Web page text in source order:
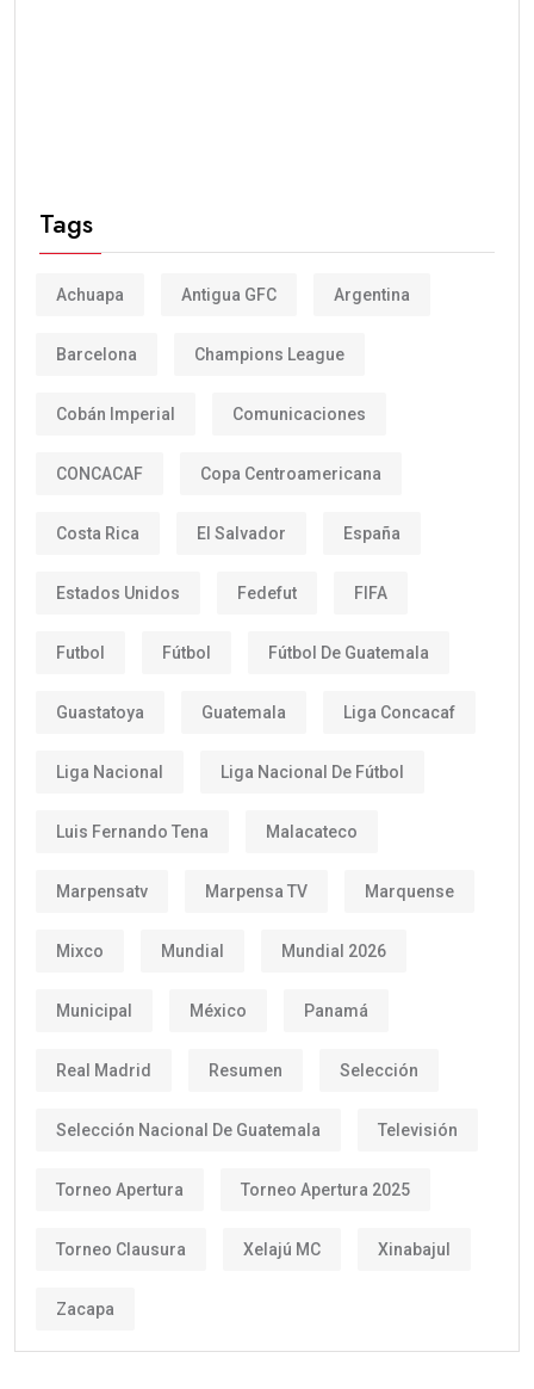
Tags
Achuapa Antigua GFC Argentina
Barcelona Champions League
Cobán Imperial Comunicaciones
CONCACAF Copa Centroamericana
Costa Rica El Salvador España
Estados Unidos Fedefut FIFA
Futbol Fútbol Fútbol De Guatemala
Guastatoya Guatemala Liga Concacaf
Liga Nacional Liga Nacional De Fútbol
Luis Fernando Tena Malacateco
Marpensatv Marpensa TV Marquense
Mixco Mundial Mundial 2026
Municipal México Panamá
Real Madrid Resumen Selección
Selección Nacional De Guatemala Televisión
Torneo Apertura Torneo Apertura 2025
Torneo Clausura Xelajú MC Xinabajul
Zacapa